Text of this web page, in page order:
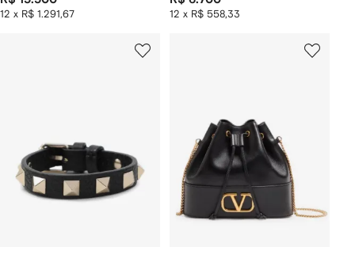
12 x R$ 1.291,67 12 x R$ 558,33